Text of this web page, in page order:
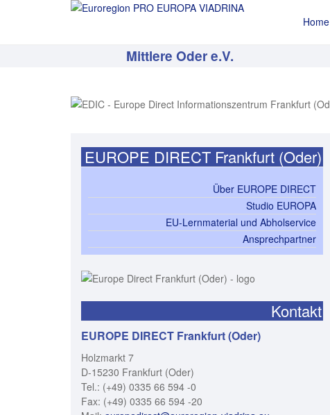
Home
Mittlere Oder e.V.
EUROPE DIRECT Frankfurt (Oder)
Über EUROPE DIRECT
Studio EUROPA
EU-Lernmaterial und Abholservice
Ansprechpartner
Kontakt
EUROPE DIRECT Frankfurt (Oder)
Holzmarkt 7
D-15230 Frankfurt (Oder)
Tel.: (+49) 0335 66 594 -0
Fax: (+49) 0335 66 594 -20